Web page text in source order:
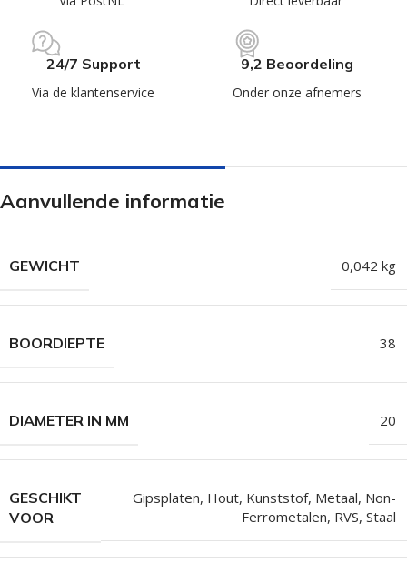
24/7 Support
Via de klantenservice
9,2 Beoordeling
Onder onze afnemers
Aanvullende informatie
GEWICHT 0,042 kg
BOORDIEPTE 38
DIAMETER IN MM 20
GESCHIKT
VOOR
Gipsplaten, Hout, Kunststof, Metaal, Non-
Ferrometalen, RVS, Staal